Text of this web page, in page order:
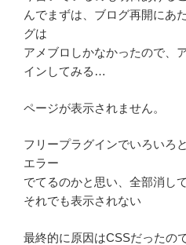
んでまずは、ブログ再開にあ
グは
アメブロしかなかったので、
インしてみる…
ページが表示されません。
フリープラグインでいろいろ
エラー
でてるのかと思い、全部消し
それでも表示されない
最終的に原因はCSSだったの